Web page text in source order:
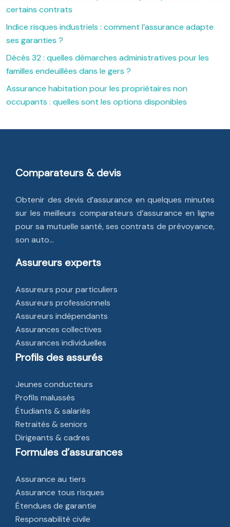
certains contrats
Indice risques industriels : comment l’assurance adapte
ses garanties ?
Décès 32 : quelles démarches administratives pour les
familles endeuillées dans le gers ?
Assurance habitation pour les propriétaires non
occupants : quelles sont les options disponibles
Comparateurs & devis
Obtenir des devis d’assurance en quelques minutes
sur les meilleurs comparateurs d’assurance en ligne
pour sa mutuelle santé, ses contrats de prévoyance,
son auto…
Assureurs experts
Assureurs pour particuliers
Assureurs professionnels
Assureurs indépendants
Assurances collectives
Assurances individuelles
Profils des assurés
Jeunes conducteurs
Profils malussés
Étudiants & salariés
Retraités & seniors
Dirigeants & cadres
Formules d’assurances
Assurance au tiers
Assurance tous risques
Étendues de garantie
Responsabilité civile